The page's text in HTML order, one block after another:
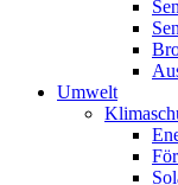
Umwelt